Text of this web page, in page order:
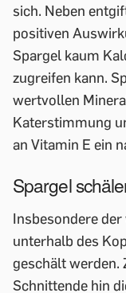
sich. Neben
positiven
Spargel kaum
zugreifen kann.
wertvollen
Katerstimmung
an Vitamin E ein
Spargel
Insbesondere
unterhalb des
geschält werden.
Schnittende hin